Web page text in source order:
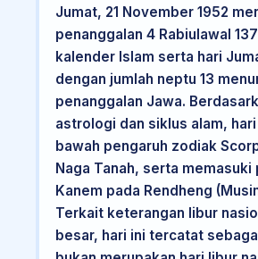
Jumat, 21 November 1952
penanggalan 4 Rabiulawal
kalender Islam serta hari
dengan jumlah neptu 13
penanggalan Jawa.
astrologi dan siklus alam,
bawah pengaruh zodiak
Naga Tanah, serta memasuki
Kanem pada Rendheng
Terkait keterangan libur
besar, hari ini tercatat